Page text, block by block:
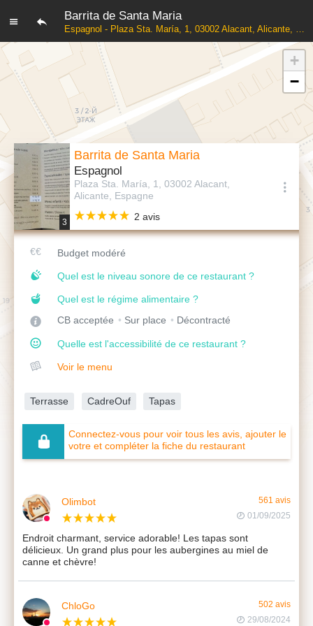
Barrita de Santa Maria
Espagnol - Plaza Sta. María, 1, 03002 Alacant, Alicante, Espagne
3
Barrita de Santa Maria
Espagnol
Plaza Sta. María, 1, 03002 Alacant,
Alicante, Espagne
2 avis
Budget modéré
Quel est le niveau sonore de ce restaurant ?
Quel est le régime alimentaire ?
CB acceptée
Sur place Décontracté
Quelle est l'accessibilité de ce restaurant ?
Voir le menu
Terrasse CadreOuf Tapas
Connectez-vous pour voir tous les avis, ajouter le
votre et compléter la fiche du restaurant
Olimbot
561 avis
01/09/2025
Endroit charmant, service adorable! Les tapas sont
délicieux. Un grand plus pour les aubergines au miel de
canne et chèvre!
ChloGo
502 avis
29/08/2024
+
−